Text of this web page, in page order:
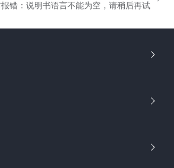
错：说明书语言不能为空，请稍后再试